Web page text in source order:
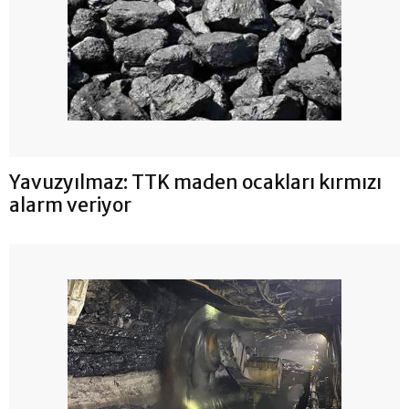
Yavuzyılmaz: TTK maden ocakları kırmızı
alarm veriyor